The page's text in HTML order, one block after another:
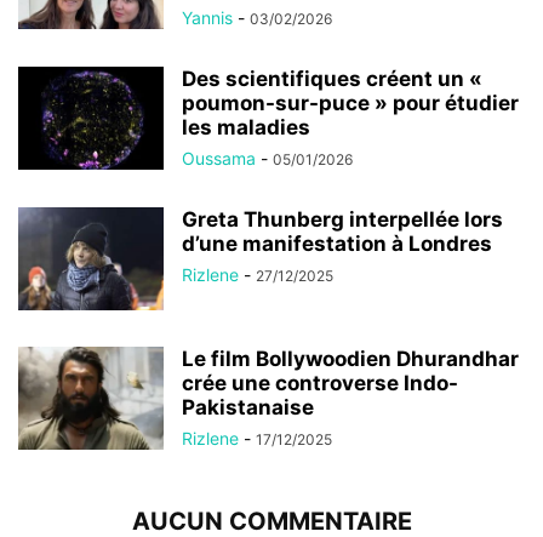
Yannis - 03/02/2026
Des scientifiques créent un «
poumon-sur-puce » pour étudier
les maladies
Oussama - 05/01/2026
Greta Thunberg interpellée lors
d’une manifestation à Londres
Rizlene - 27/12/2025
Le film Bollywoodien Dhurandhar
crée une controverse Indo-
Pakistanaise
Rizlene - 17/12/2025
AUCUN COMMENTAIRE